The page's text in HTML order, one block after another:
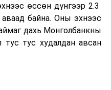
өссөн дүнгээр 2.3
байна. Оны эхнээс
дахь Монголбанкны
тус тус худалдан авсан